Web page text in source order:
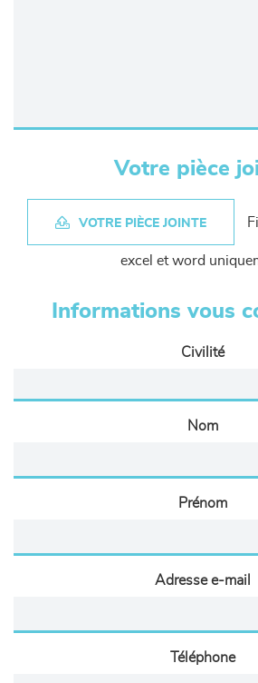
Votre pièce
VOTRE PIÈCE JOINTE
excel et word
Informations vous
Civilité
Nom
Prénom
Adresse e-mail
Téléphone